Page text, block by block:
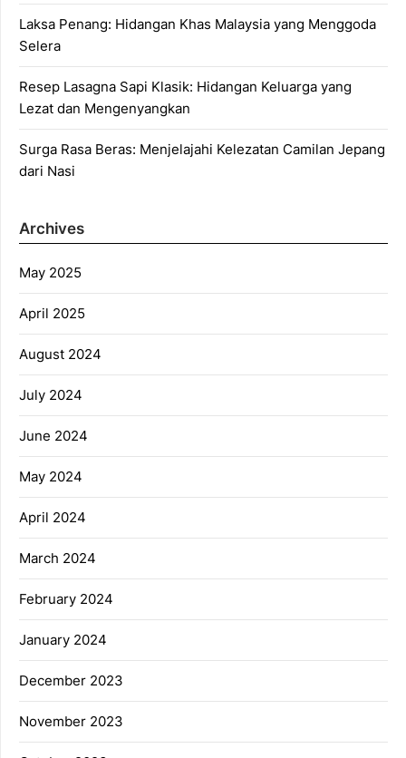
Laksa Penang: Hidangan Khas Malaysia yang Menggoda
Selera
Resep Lasagna Sapi Klasik: Hidangan Keluarga yang
Lezat dan Mengenyangkan
Surga Rasa Beras: Menjelajahi Kelezatan Camilan Jepang
dari Nasi
Archives
May 2025
April 2025
August 2024
July 2024
June 2024
May 2024
April 2024
March 2024
February 2024
January 2024
December 2023
November 2023